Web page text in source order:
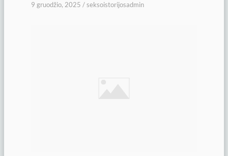
9 gruodžio, 2025 /seksoistorijosadmin